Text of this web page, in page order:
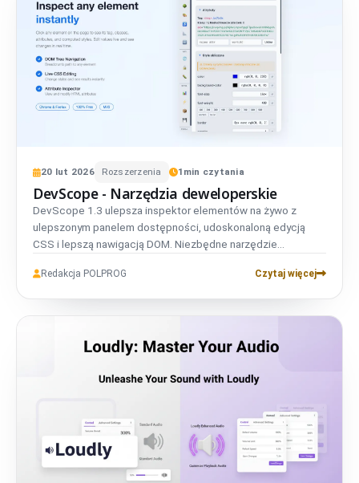
20 lut 2026 Rozszerzenia 1 min czytania
DevScope - Narzędzia deweloperskie
DevScope 1.3 ulepsza inspektor elementów na żywo z
ulepszonym panelem dostępności, udoskonaloną edycją
CSS i lepszą nawigacją DOM. Niezbędne narzędzie
Redakcja POLPROG Czytaj więcej